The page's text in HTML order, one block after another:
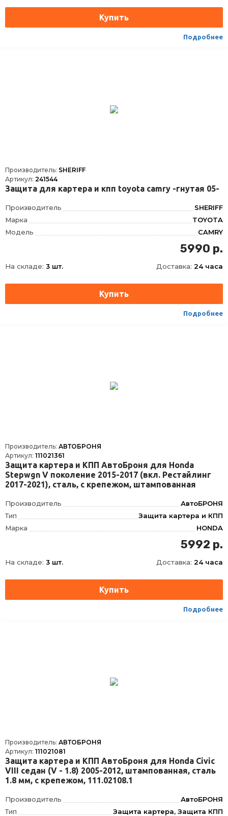
Подробнее
Производитель: SHERIFF
Артикул: 241544
Защита для картера и кпп toyota camry -гнутая 05-
Производитель
SHERIFF
Марка
TOYOTA
Модель
CAMRY
2006-2011
Сталь
Объем двигателя
2.4
5990 р.
На складе: 3 шт. Доставка: 24 часа
Подробнее
Производитель: АВТОБРОНЯ
Артикул: 111021361
Защита картера и КПП АвтоБроня для Honda
Stepwgn V поколение 2015-2017 (вкл. Рестайлинг
2017-2021), сталь, с крепежом, штампованная
Производитель
АвтоБРОНЯ
Тип
Защита картера и КПП
Марка
HONDA
STEPWGN
2015-2021
Материал
Сталь
5992 р.
На складе: 3 шт. Доставка: 24 часа
Подробнее
Производитель: АВТОБРОНЯ
Артикул: 111021081
Защита картера и КПП АвтоБроня для Honda Civic
VIII седан (V - 1.8) 2005-2012, штампованная, сталь
1.8 мм, с крепежом, 111.02108.1
Производитель
АвтоБРОНЯ
Тип
Защита картера, Защита КПП